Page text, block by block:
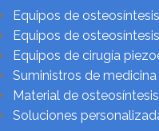
Equipos de
Equipos de
Equipos de cirugía
Suministros de
Material de
Soluciones